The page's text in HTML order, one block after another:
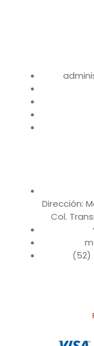
Dirección:
Col.
(52)